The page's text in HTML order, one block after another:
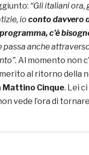
“Gli italiani
io conto davvero
c’è
passa anche
Al momento non
al ritorno della
Mattino Cinque. Lei
vede l’ora di